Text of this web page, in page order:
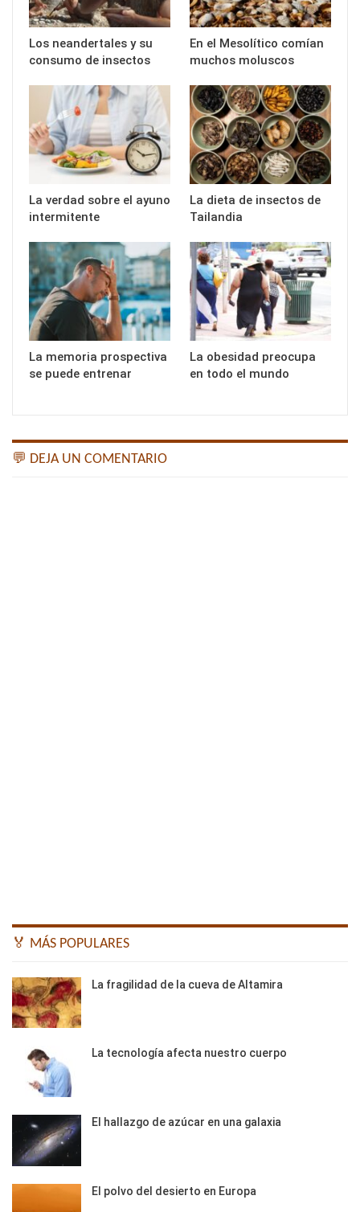
Los neandertales y su
consumo de insectos
En el Mesolítico comían
muchos moluscos
La verdad sobre el ayuno
intermitente
La dieta de insectos de
Tailandia
La memoria prospectiva
se puede entrenar
La obesidad preocupa
en todo el mundo
💬 DEJA UN COMENTARIO
🏅 MÁS POPULARES
La fragilidad de la cueva de Altamira
La tecnología afecta nuestro cuerpo
El hallazgo de azúcar en una galaxia
El polvo del desierto en Europa